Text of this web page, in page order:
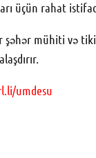
üçün rahat
şəhər mühiti və
umdesu